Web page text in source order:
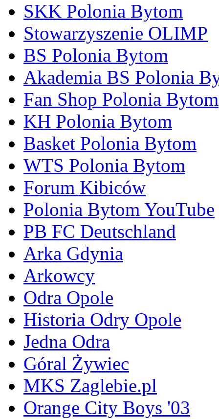
SKK Polonia Bytom
Stowarzyszenie OLIMP
BS Polonia Bytom
Akademia BS Polonia
Fan Shop Polonia Bytom
KH Polonia Bytom
Basket Polonia Bytom
WTS Polonia Bytom
Forum Kibiców
Polonia Bytom YouTube
PB FC Deutschland
Arka Gdynia
Arkowcy
Odra Opole
Historia Odry Opole
Jedna Odra
Góral Żywiec
MKS Zaglebie.pl
Orange City Boys '03